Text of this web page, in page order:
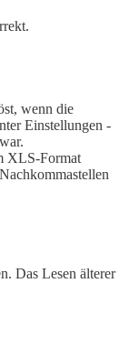
wenn die
Einstellungen -
XLS-Format
Das Lesen älterer